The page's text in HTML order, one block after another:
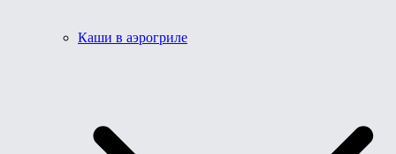
Каши в аэрогриле